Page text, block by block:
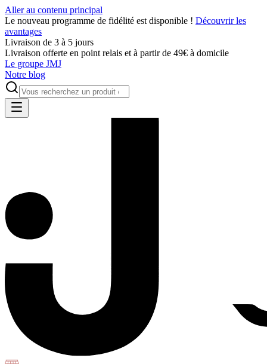
Aller au contenu principal
Le nouveau programme de fidélité est disponible ! Découvrir les
avantages
Livraison de 3 à 5 jours
Livraison offerte en point relais et à partir de 49€ à domicile
Le groupe JMJ
Notre blog